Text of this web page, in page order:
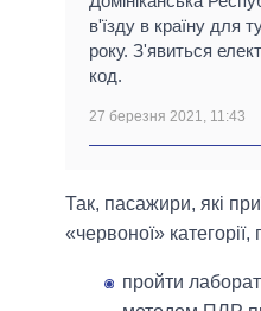
в'їзду в країну для
року. З'явиться
код.
27 березня 2021, 11:43
Так, пасажири, які
«червоної» категорії,
пройти